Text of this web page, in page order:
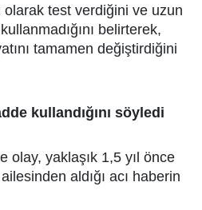
olarak test verdiğini ve uzun
belirterek,
tamamen değiştirdiğini
kullandığını söyledi
olay, yaklaşık 1,5 yıl önce
aldığı acı haberin